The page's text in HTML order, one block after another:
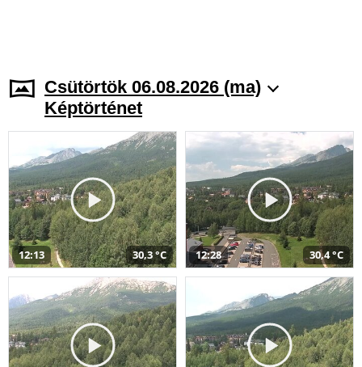
Csütörtök 06.08.2026 (ma)
Képtörténet
12:13 30,3 °C 12:28 30,4 °C